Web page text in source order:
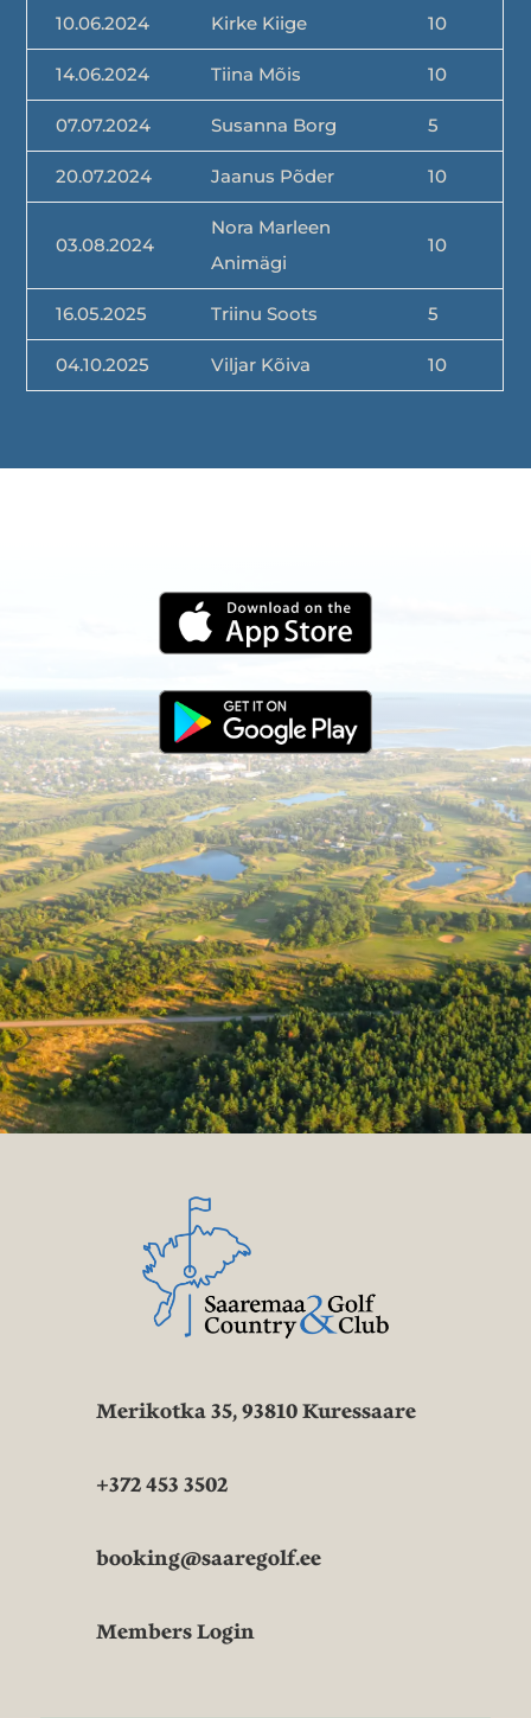
10.06.2024 Kirke Kiige 10
14.06.2024 Tiina Mõis 10
07.07.2024 Susanna Borg 5
20.07.2024 Jaanus Põder 10
03.08.2024
Nora Marleen
Animägi
10
16.05.2025 Triinu Soots 5
04.10.2025 Viljar Kõiva 10
Merikotka 35, 93810 Kuressaare
+372 453 3502
booking@saaregolf.ee
Members Login